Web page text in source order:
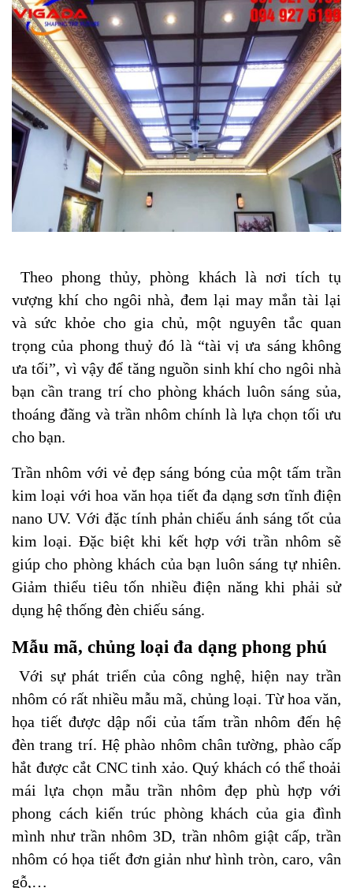
Theo phong thủy, phòng khách là nơi tích tụ
vượng khí cho ngôi nhà, đem lại may mắn tài lại
và sức khỏe cho gia chủ, một nguyên tắc quan
trọng của phong thuỷ đó là “tài vị ưa sáng không
ưa tối”, vì vậy để tăng nguồn sinh khí cho ngôi nhà
bạn cần trang trí cho phòng khách luôn sáng sủa,
thoáng đãng và trần nhôm chính là lựa chọn tối ưu
cho bạn.
Trần nhôm với vẻ đẹp sáng bóng của một tấm trần
kim loại với hoa văn họa tiết đa dạng sơn tĩnh điện
nano UV. Với đặc tính phản chiếu ánh sáng tốt của
kim loại. Đặc biệt khi kết hợp với trần nhôm sẽ
giúp cho phòng khách của bạn luôn sáng tự nhiên.
Giảm thiểu tiêu tốn nhiều điện năng khi phải sử
dụng hệ thống đèn chiếu sáng.
Mẫu mã, chủng loại đa dạng phong phú
Với sự phát triển của công nghệ, hiện nay trần
nhôm có rất nhiều mẫu mã, chủng loại. Từ hoa văn,
họa tiết được dập nổi của tấm trần nhôm đến hệ
đèn trang trí. Hệ phào nhôm chân tường, phào cấp
hắt được cắt CNC tinh xảo. Quý khách có thể thoải
mái lựa chọn mẫu trần nhôm đẹp phù hợp với
phong cách kiến trúc phòng khách của gia đình
mình như trần nhôm 3D, trần nhôm giật cấp, trần
nhôm có họa tiết đơn giản như hình tròn, caro, vân
gỗ,…